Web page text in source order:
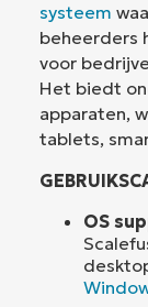
systeem
beheerders
voor
Het biedt
apparaten,
tablets,
OS